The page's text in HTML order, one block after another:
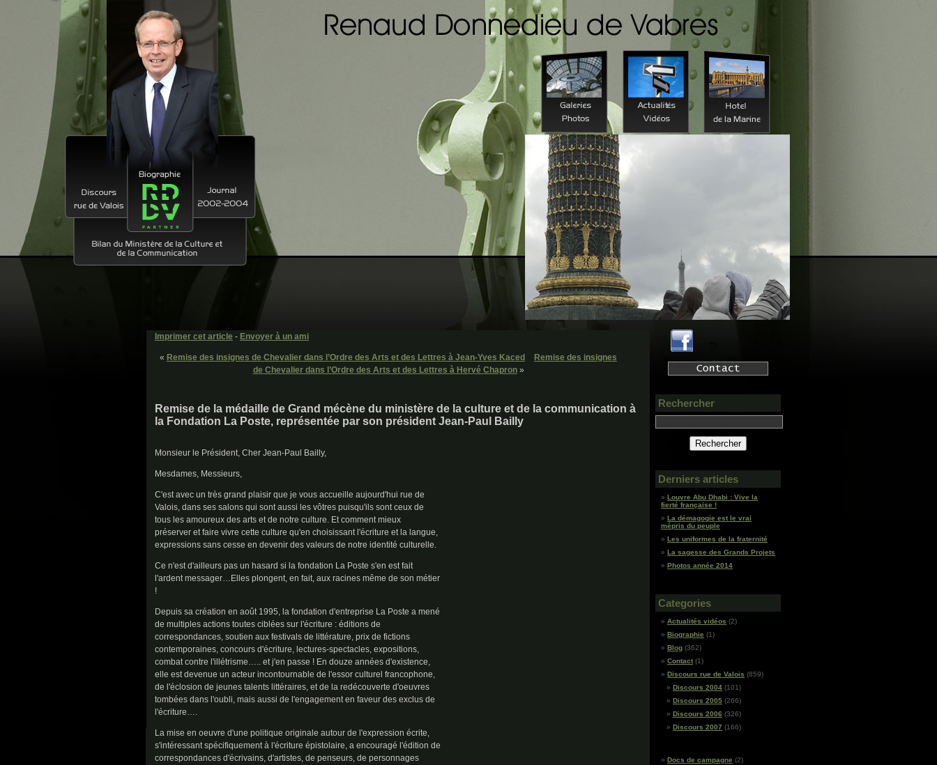
Imprimer cet article - Envoyer à un ami
« Remise des insignes de Chevalier dans l’Ordre des Arts et des Lettres à Jean-Yves Kaced
Remise des insignes
de Chevalier dans l’Ordre des Arts et des Lettres à Hervé Chapron»
Remise de la médaille de Grand mécène du ministère de la culture et de la communication à
la Fondation La Poste, représentée par son président Jean-Paul Bailly
Monsieur le Président, Cher Jean-Paul Bailly,
Mesdames, Messieurs,
C'est avec un très grand plaisir que je vous accueille aujourd'hui rue de
Valois, dans ses salons qui sont aussi les vôtres puisqu'ils sont ceux de
tous les amoureux des arts et de notre culture. Et comment mieux
préserver et faire vivre cette culture qu'en choisissant l'écriture et la langue,
expressions sans cesse en devenir des valeurs de notre identité culturelle.
Ce n'est d'ailleurs pas un hasard si la fondation La Poste s'en est fait
l'ardent messager…Elles plongent, en fait, aux racines même de son métier
!
Depuis sa création en août 1995, la fondation d'entreprise La Poste a mené
de multiples actions toutes ciblées sur l'écriture : éditions de
correspondances, soutien aux festivals de littérature, prix de fictions
contemporaines, concours d'écriture, lectures-spectacles, expositions,
combat contre l'illétrisme….. et j'en passe ! En douze années d'existence,
elle est devenue un acteur incontournable de l'essor culturel francophone,
de l'éclosion de jeunes talents littéraires, et de la redécouverte d'oeuvres
tombées dans l'oubli, mais aussi de l'engagement en faveur des exclus de
l'écriture….
La mise en oeuvre d'une politique originale autour de l'expression écrite,
s'intéressant spécifiquement à l'écriture épistolaire, a encouragé l'édition de
correspondances d'écrivains, d'artistes, de penseurs, de personnages
Rechercher
Derniers articles
Louvre Abu Dhabi : Vive la
fierté française !
La démagogie est le vrai
mépris du peuple
Les uniformes de la fraternité
La sagesse des Grands Projets
Photos année 2014
Categories
Actualités vidéos (2)
Biographie (1)
Blog (362)
Contact (1)
Discours rue de Valois (859)
Discours 2004 (101)
Discours 2005 (266)
Discours 2006 (326)
Discours 2007 (166)
Docs de campagne (2)